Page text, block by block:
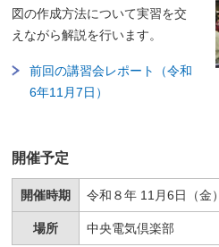
図の作成方法について実習を交
えながら解説を行います。
前回の講習会レポート（令和
6年11月7日）
開催予定
開催時期 令和８年 11月6日（金）
場所 中央電気倶楽部